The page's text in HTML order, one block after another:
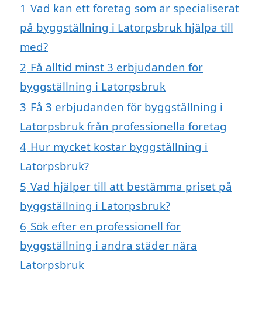
1 Vad kan ett företag som är specialiserat
på byggställning i Latorpsbruk hjälpa till
med?
2 Få alltid minst 3 erbjudanden för
byggställning i Latorpsbruk
3 Få 3 erbjudanden för byggställning i
Latorpsbruk från professionella företag
4 Hur mycket kostar byggställning i
Latorpsbruk?
5 Vad hjälper till att bestämma priset på
byggställning i Latorpsbruk?
6 Sök efter en professionell för
byggställning i andra städer nära
Latorpsbruk